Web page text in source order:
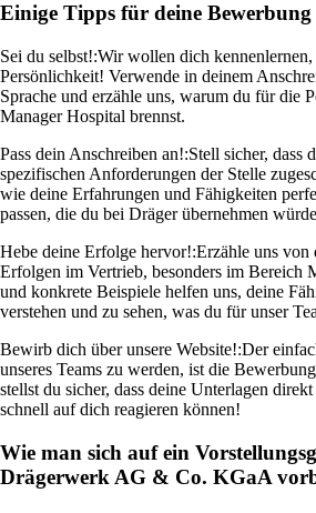
Einige Tipps für deine Bewerbung
Sei du selbst!:Wir wollen dich kennenlernen,
Persönlichkeit! Verwende in deinem
Sprache und erzähle uns, warum du für die
Manager Hospital brennst.
Pass dein Anschreiben an!:Stell sicher, dass
spezifischen Anforderungen der Stelle
wie deine Erfahrungen und Fähigkeiten
passen, die du bei Dräger übernehmen
Hebe deine Erfolge hervor!:Erzähle uns von
Erfolgen im Vertrieb, besonders im Bereich
und konkrete Beispiele helfen uns, deine
verstehen und zu sehen, was du für unser
Bewirb dich über unsere Website!:Der
unseres Teams zu werden, ist die
stellst du sicher, dass deine Unterlagen
schnell auf dich reagieren können!
Wie man sich auf ein
Drägerwerk AG & Co. KGaA